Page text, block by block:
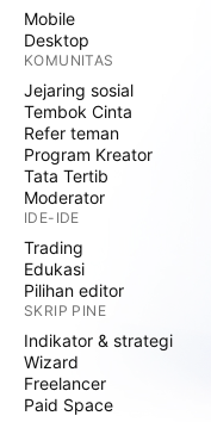
Mobile
Desktop
KOMUNITAS
Jejaring sosial
Tembok Cinta
Refer teman
Program Kreator
Tata Tertib
Moderator
IDE-IDE
Trading
Edukasi
Pilihan editor
SKRIP PINE
Indikator & strategi
Wizard
Freelancer
Paid Space